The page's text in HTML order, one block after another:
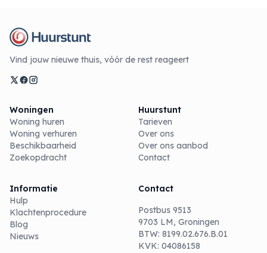
Vind jouw nieuwe thuis, vóór de rest reageert
Woningen
Woning huren
Woning verhuren
Beschikbaarheid
Zoekopdracht
Huurstunt
Tarieven
Over ons
Over ons aanbod
Contact
Informatie
Hulp
Klachtenprocedure
Blog
Nieuws
Contact
Postbus 9513
9703 LM, Groningen
BTW: 8199.02.676.B.01
KVK: 04086158